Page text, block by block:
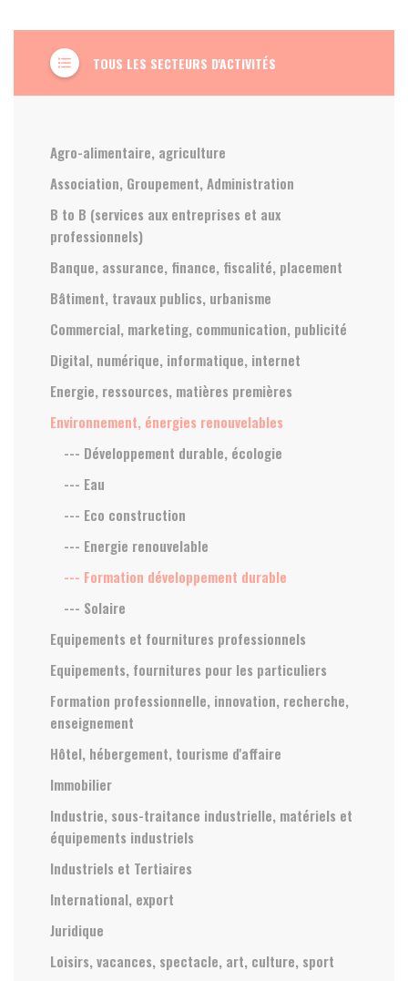
format_list_bulleted TOUS LES SECTEURS D'ACTIVITÉS
Agro-alimentaire, agriculture
Association, Groupement, Administration
B to B (services aux entreprises et aux
professionnels)
Banque, assurance, finance, fiscalité, placement
Bâtiment, travaux publics, urbanisme
Commercial, marketing, communication, publicité
Digital, numérique, informatique, internet
Energie, ressources, matières premières
Environnement, énergies renouvelables
--- Développement durable, écologie
--- Eau
--- Eco construction
--- Energie renouvelable
--- Formation développement durable
--- Solaire
Equipements et fournitures professionnels
Equipements, fournitures pour les particuliers
Formation professionnelle, innovation, recherche,
enseignement
Hôtel, hébergement, tourisme d'affaire
Immobilier
Industrie, sous-traitance industrielle, matériels et
équipements industriels
Industriels et Tertiaires
International, export
Juridique
Loisirs, vacances, spectacle, art, culture, sport